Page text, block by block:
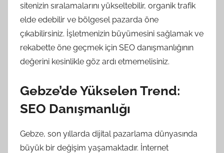
sitenizin sıralamalarını yükseltebilir, organik trafik
elde edebilir ve bölgesel pazarda öne
çıkabilirsiniz. İşletmenizin büyümesini sağlamak ve
rekabette öne geçmek için SEO danışmanlığının
değerini kesinlikle göz ardı etmemelisiniz.
Gebze’de Yükselen Trend:
SEO Danışmanlığı
Gebze, son yıllarda dijital pazarlama dünyasında
büyük bir değişim yaşamaktadır. İnternet